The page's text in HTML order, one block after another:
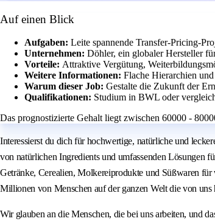
Auf einen Blick
Aufgaben: Leite spannende Transfer-Pricing-
Unternehmen: Döhler, ein globaler Hersteller
Vorteile: Attraktive Vergütung,
Weitere Informationen: Flache Hierarchien
Warum dieser Job: Gestalte die Zukunft der
Qualifikationen: Studium in BWL oder
Das prognostizierte Gehalt liegt zwischen 60000 -
Interessierst du dich für hochwertige, natürliche und
von natürlichen Ingredients und umfassenden Lösungen
Getränke, Cerealien, Molkereiprodukte und Süßwaren
Millionen von Menschen auf der ganzen Welt die von uns
Wir glauben an die Menschen, die bei uns arbeiten, und